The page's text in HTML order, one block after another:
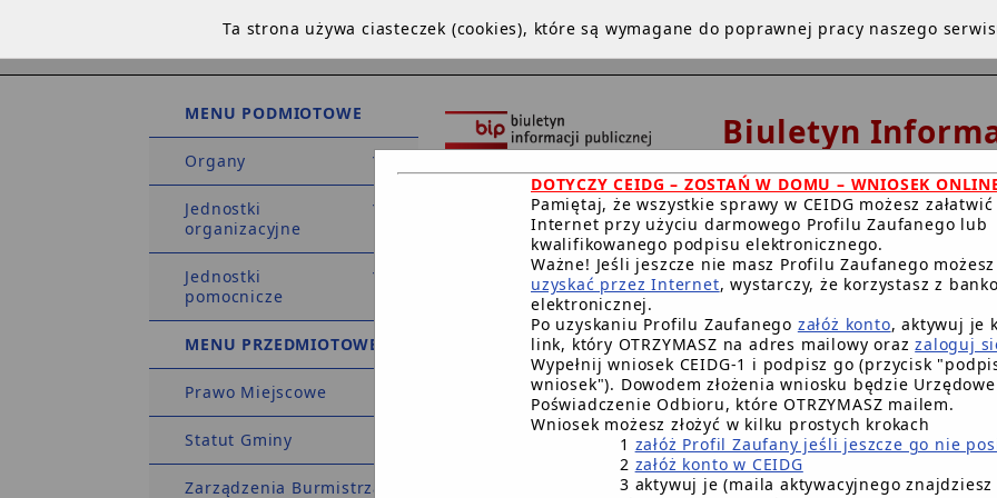
MENU PODMIOTOWE
Organy
Jednostki
organizacyjne
Jednostki
pomocnicze
MENU PRZEDMIOTOWE
Prawo Miejscowe
Statut Gminy
Zarządzenia Burmistrza
Biuletyn
Publicznej
Urząd Miejski w
STRONA GŁÓWNA INSTRUKCJA REDAKCJA WWW
DEKLARACJA DOSTĘPNOŚCI CYFROWEJ
Strona Główna BIP Gminy/
Gmina Debrzno
Ta strona używa ciasteczek (cookies), które są wymagane do poprawnej pracy naszego
DOTYCZY CEIDG – ZOSTAŃ W DOMU – WNIOSEK
Pamiętaj, że wszystkie sprawy w CEIDG możesz
Internet przy użyciu darmowego Profilu Zaufanego lub
kwalifikowanego podpisu elektronicznego.
Ważne! Jeśli jeszcze nie masz Profilu Zaufanego
uzyskać przez Internet, wystarczy, że korzystasz z
elektronicznej.
Po uzyskaniu Profilu Zaufanego załóż konto, aktywuj je
link, który OTRZYMASZ na adres mailowy orazzaloguj
Wypełnij wniosek CEIDG-1 i podpisz go (przycisk
wniosek"). Dowodem złożenia wniosku będzie Urzędowe
Poświadczenie Odbioru, które OTRZYMASZ mailem.
Wniosek możesz złożyć w kilku prostych krokach
1 załóż Profil Zaufany jeśli jeszcze go nie
2 załóż konto w CEIDG
3 aktywuj je (maila aktywacyjnego znajdziesz